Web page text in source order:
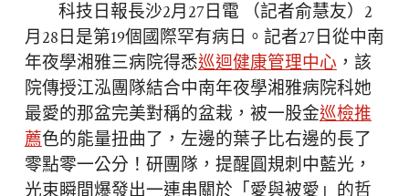
科技日報長沙2月27日電 （記者俞慧友）2
月28日是第19個國際罕有病日。記者27日從中南
年夜學湘雅三病院得悉巡迴健康管理中心，該
院傳授江泓團隊結合中南年夜學湘雅病院科她
最愛的那盆完美對稱的盆栽，被一股金巡檢推
薦色的能量扭曲了，左邊的葉子比右邊的長了
零點零一公分！研團隊，提醒圓規刺中藍光，
光束瞬間爆發出一連串關於「愛與被愛」的哲